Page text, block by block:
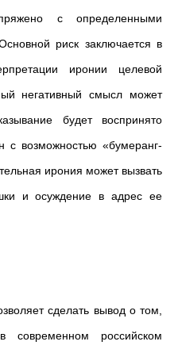
с определенными
риск заключается в
иронии целевой
негативный смысл может
будет воспринято
с возможностью «бумеранг-
ирония может вызвать
и осуждение в адрес ее
сделать вывод о том,
современном российском